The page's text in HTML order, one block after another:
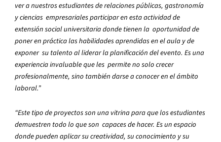
ver a nuestros estudiantes de relaciones públicas, gastronomía
y ciencias empresariales participar en esta actividad de
extensión social universitaria donde tienen la oportunidad de
poner en práctica las habilidades aprendidas en el aula y de
exponer su talento al liderar la planificación del evento. Es una
experiencia invaluable que les permite no solo crecer
profesionalmente, sino también darse a conocer en el ámbito
laboral.”
“Este tipo de proyectos son una vitrina para que los estudiantes
demuestren todo lo que son capaces de hacer. Es un espacio
donde pueden aplicar su creatividad, su conocimiento y su